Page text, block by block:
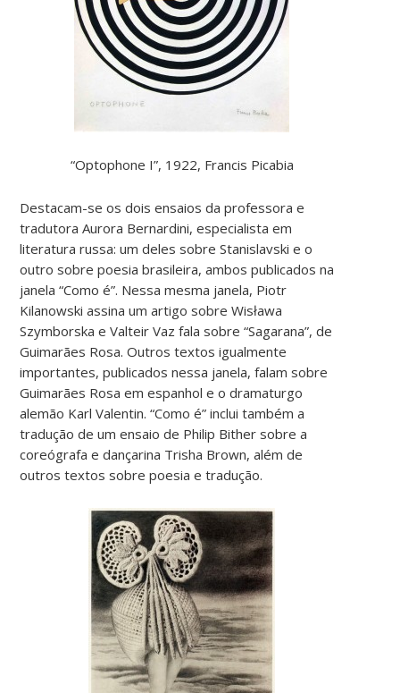
“Optophone I”, 1922, Francis Picabia
Destacam-se os dois ensaios da professora e
tradutora Aurora Bernardini, especialista em
literatura russa: um deles sobre Stanislavski e o
outro sobre poesia brasileira, ambos publicados na
janela “Como é”. Nessa mesma janela, Piotr
Kilanowski assina um artigo sobre Wisława
Szymborska e Valteir Vaz fala sobre “Sagarana”, de
Guimarães Rosa. Outros textos igualmente
importantes, publicados nessa janela, falam sobre
Guimarães Rosa em espanhol e o dramaturgo
alemão Karl Valentin. “Como é” inclui também a
tradução de um ensaio de Philip Bither sobre a
coreógrafa e dançarina Trisha Brown, além de
outros textos sobre poesia e tradução.